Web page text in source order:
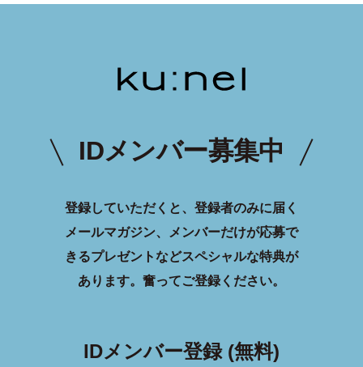
IDメンバー募集中
登録していただくと、登録者のみに届く
メールマガジン、メンバーだけが応募で
きるプレゼントなどスペシャルな特典が
あります。 奮ってご登録ください。
IDメンバー登録 (無料)